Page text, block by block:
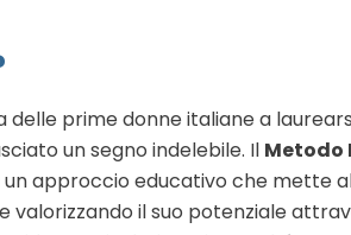
delle prime donne italiane a
un segno indelebile. Il Metodo
approccio educativo che mette
valorizzando il suo potenziale